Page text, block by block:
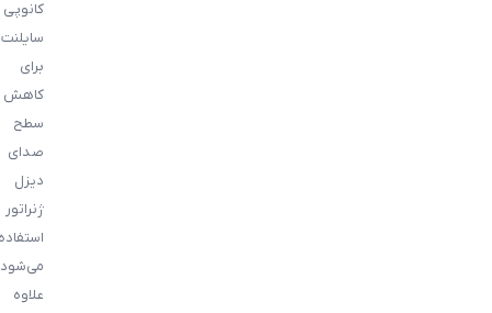
کانوپی
سایلنت
برای
کاهش
سطح
صدای
دیزل
ژنراتور
علاوه